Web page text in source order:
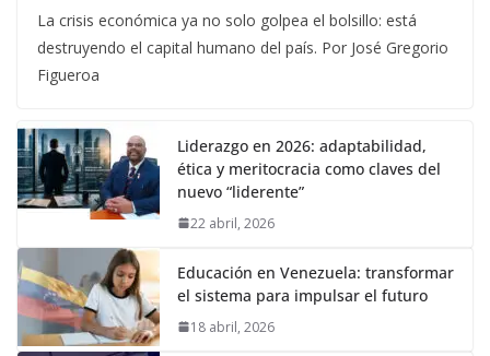
La crisis económica ya no solo golpea el bolsillo: está
destruyendo el capital humano del país. Por José Gregorio
Figueroa
Liderazgo en 2026: adaptabilidad,
ética y meritocracia como claves del
nuevo “liderente”
22 abril, 2026
Educación en Venezuela: transformar
el sistema para impulsar el futuro
18 abril, 2026